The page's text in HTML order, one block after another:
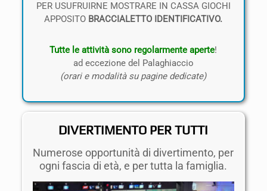
PER USUFRUIRNE MOSTRARE IN CASSA GIOCHI
APPOSITO BRACCIALETTO IDENTIFICATIVO.
Tutte le attività sono regolarmente aperte!
ad eccezione del Palaghiaccio
(orari e modalità su pagine dedicate)
DIVERTIMENTO PER TUTTI
Numerose opportunità di divertimento, per
ogni fascia di età, e per tutta la famiglia.